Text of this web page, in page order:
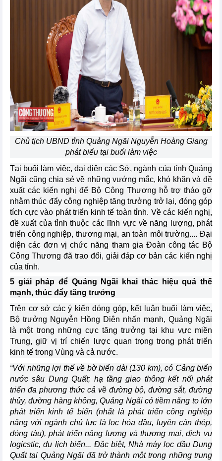
Chủ tịch UBND tỉnh Quảng Ngãi Nguyễn Hoàng Giang
phát biểu tại buổi làm việc
Tại buổi làm việc, đại diện các Sở, ngành của tỉnh Quảng
Ngãi cũng chia sẻ về những vướng mắc, khó khăn và đề
xuất các kiến nghị để Bộ Công Thương hỗ trợ tháo gỡ
nhằm thúc đẩy công nghiệp tăng trưởng trở lại, đóng góp
tích cực vào phát triển kinh tế toàn tỉnh. Về các kiến nghị,
đề xuất của tỉnh thuộc các lĩnh vực về năng lượng, phát
triển công nghiệp, thương mại, an toàn môi trường.... Đại
diện các đơn vị chức năng tham gia Đoàn công tác Bộ
Công Thương đã trao đổi, giải đáp cơ bản các kiến nghị
của tỉnh.
5 giải pháp để Quảng Ngãi khai thác hiệu quả thế
mạnh, thúc đẩy tăng trưởng
Trên cơ sở các ý kiến đóng góp, kết luận buổi làm việc,
Bộ trưởng Nguyễn Hồng Diên nhấn mạnh, Quảng Ngãi
là một trong những cực tăng trưởng tại khu vực miền
Trung, giữ vị trí chiến lược quan trọng trong phát triển
kinh tế trong Vùng và cả nước.
“Với những lợi thế về bờ biển dài (130 km), có Cảng biển
nước sâu Dung Quất; hạ tầng giao thông kết nối phát
triển đa phương thức cả về đường bộ, đường sắt, đường
thủy, đường hàng không, Quảng Ngãi có tiềm năng to lớn
phát triển kinh tế biển (nhất là phát triển công nghiệp
nặng với ngành chủ lực là lọc hóa dầu, luyện cán thép,
đóng tàu), phát triển năng lượng và thương mại, dịch vụ
logicstic, du lịch biển... Đặc biệt, Nhà máy lọc dầu Dung
Quất tại Quảng Ngãi đã trở thành một trong những trung